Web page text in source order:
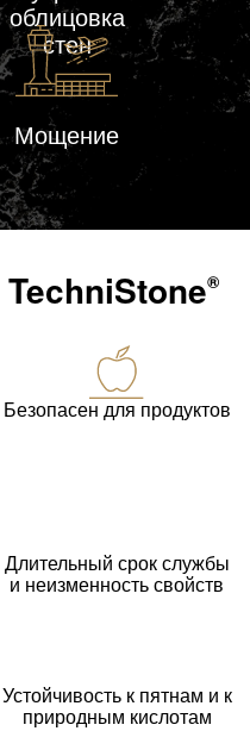
облицовка
стен
Мощение
TechniStone®
Безопасен для продуктов
Длительный срок службы
и неизменность свойств
Устойчивость к пятнам и к
природным кислотам